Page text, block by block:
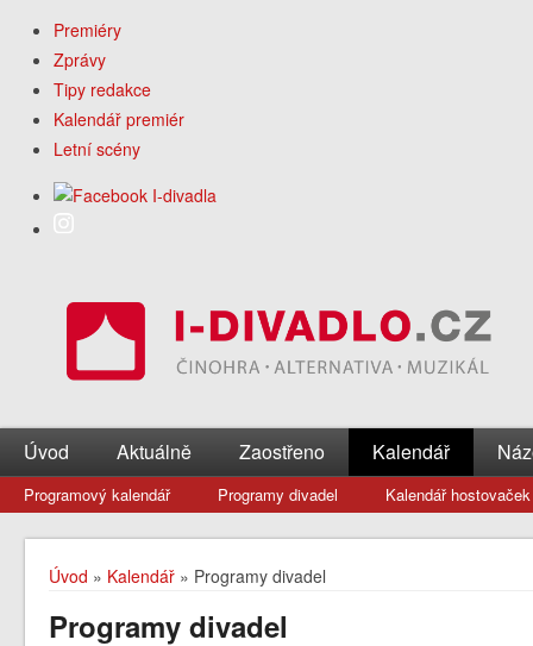
Premiéry
Zprávy
Tipy redakce
Kalendář premiér
Letní scény
Úvod Aktuálně Zaostřeno Kalendář
Programový kalendář Programy divadel Kalendář hostovaček
Úvod » Kalendář » Programy divadel
Programy divadel